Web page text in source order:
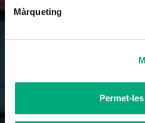
Màrqueting
Permet-
Teaser